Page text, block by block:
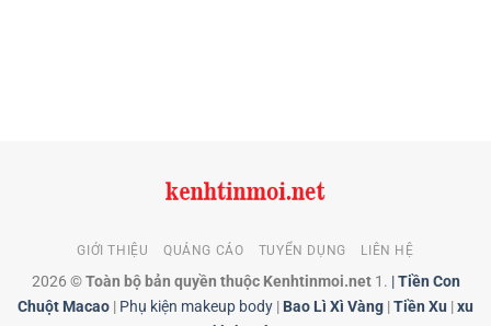
GIỚI THIỆU QUẢNG CÁO TUYỂN DỤNG LIÊN HỆ
2026 ©Toàn bộ bản quyền thuộc Kenhtinmoi.net1. |Tiền Con
Chuột Macao | Phụ kiện makeup body | Bao Lì Xì Vàng |Tiền Xu |xu